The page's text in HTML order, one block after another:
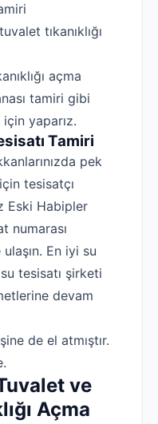
tıkanıklığı
açma
tamiri gibi
yaparız.
Tamiri
pek
tesisatçı
Eski Habipler
numarası
En iyi su
tesisatı şirketi
devam
de el atmıştır.
ve
Açma